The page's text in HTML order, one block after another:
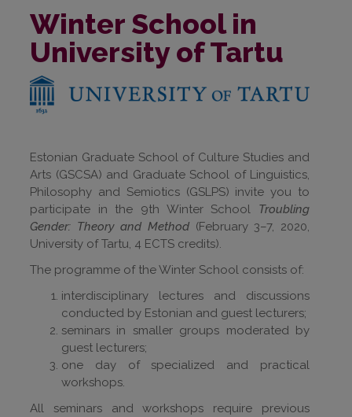
Winter School in
University of Tartu
Estonian Graduate School of Culture Studies and
Arts (GSCSA) and Graduate School of Linguistics,
Philosophy and Semiotics (GSLPS) invite you to
participate in the 9th Winter School Troubling
Gender: Theory and Method (February 3–7, 2020,
University of Tartu, 4 ECTS credits).
The programme of the Winter School consists of:
interdisciplinary lectures and discussions
conducted by Estonian and guest lecturers;
seminars in smaller groups moderated by
guest lecturers;
one day of specialized and practical
workshops.
All seminars and workshops require previous